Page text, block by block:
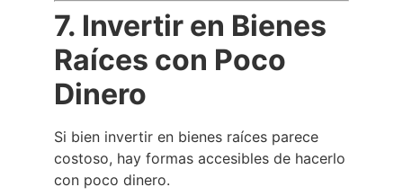
7. Invertir en Bienes
Raíces con Poco
Dinero
Si bien invertir en bienes raíces parece
costoso, hay formas accesibles de hacerlo
con poco dinero.